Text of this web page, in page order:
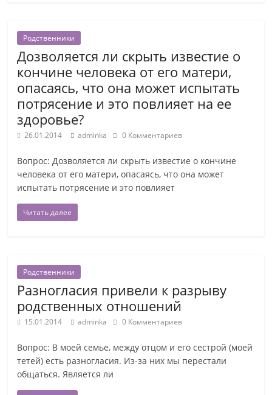
Родственники
Дозволяется ли скрыть известие о
кончине человека от его матери,
опасаясь, что она может испытать
потрясение и это повлияет на ее
здоровье?
26.01.2014 adminka 0 Комментариев
Вопрос: Дозволяется ли скрыть известие о кончине
человека от его матери, опасаясь, что она может
испытать потрясение и это повлияет
Читать далее
Родственники
Разногласия привели к разрыву
родственных отношений
15.01.2014 adminka 0 Комментариев
Вопрос: В моей семье, между отцом и его сестрой (моей
тетей) есть разногласия. Из-за них мы перестали
общаться. Является ли